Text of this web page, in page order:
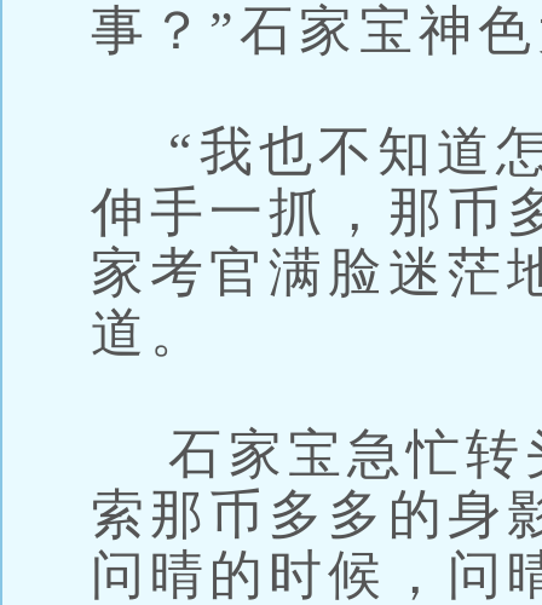
事？”石家宝神
“我也不知道
伸手一抓，那币
家考官满脸迷茫
道。
石家宝急忙转
索那币多多的身
问晴的时候，问